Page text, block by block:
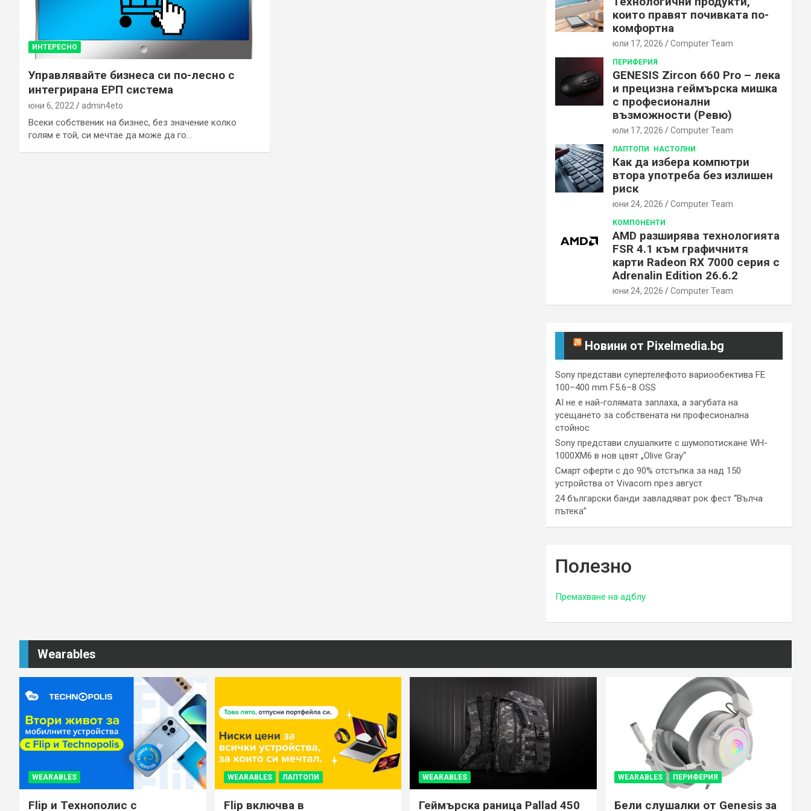
ИНТЕРЕСНО
Управлявайте бизнеса си по-лесно с
интегрирана ЕРП система
юни 6, 2022 admin4eto
Всеки собственик на бизнес, без значение колко
голям е той, си мечтае да може да го…
които правят почивката по-
комфортна
юли 17, 2026 Computer Team
ПЕРИФЕРИЯ
GENESIS Zircon 660 Pro – лека
и прецизна геймърска мишка
с професионални
възможности (Ревю)
юли 17, 2026 Computer Team
ЛАПТОПИ НАСТОЛНИ
Как да избера компютри
втора употреба без излишен
риск
юни 24, 2026 Computer Team
КОМПОНЕНТИ
AMD разширява технологията
FSR 4.1 към графичнитя
карти Radeon RX 7000 серия с
Adrenalin Edition 26.6.2
юни 24, 2026 Computer Team
Новини от Pixelmedia.bg
Sony представи супертелефото вариообектива FE
100–400 mm F5.6–8 OSS
AI не е най-голямата заплаха, а загубата на
усещането за собствената ни професионална
стойнос
Sony представи слушалките с шумопотискане WH-
1000XM6 в нов цвят „Olive Gray“
Смарт оферти с до 90% отстъпка за над 150
устройства от Vivacom през август
24 български банди завладяват рок фест “Вълча
пътека”
Полезно
Премахване на адблу
Wearables
WEARABLES
Flip и Технополис с
WEARABLES ЛАПТОПИ
Flip включва в
WEARABLES
Геймърска раница Pallad 450
WEARABLES ПЕРИФЕРИЯ
Бели слушалки от Genesis за